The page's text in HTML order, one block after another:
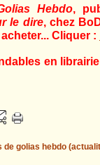
Hebdo,
le dire, chez
Cliquer :
en
de golias hebdo